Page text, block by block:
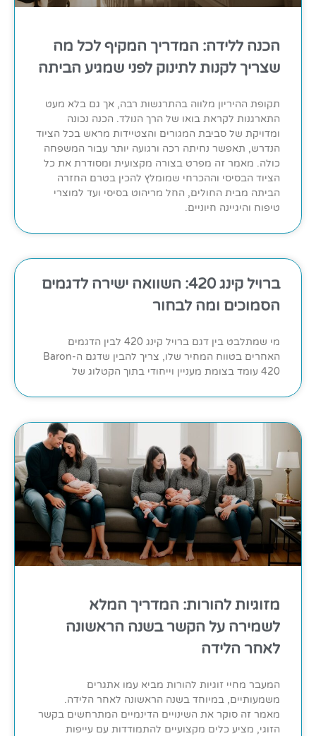
הכנה ללידה: המדריך המקיף לכל מה
שצריך לקנות לתינוק לפני שמגיע הביתה
תקופת ההיריון מלווה בהתרגשות רבה, אך גם בלא מעט
התארגנות לקראת בואו של הרך הנולד. הכנה נכונה
ומדויקת של סביבת המגורים והצטיידות מראש בכל הציוד
הנדרש, תאפשר נחיתה רכה ורגועה יותר עבור המשפחה
כולה. מאמר זה מפרט בצורה מקצועית ומסודרת את כל
הציוד הבסיסי וההכרחי שמומלץ להכין בטרם החזרה
הביתה מבית החולים, החל מריהוט בסיסי ועד למוצרי
טיפוח והיגיינה חיוניים.
ברויל קינג 420: השוואה ישירה לדגמים
הסמוכים ומה לבחור
מי שמתלבט בין דגם ברויל קינג 420 לבין הדגמים
האחרים בטווח המחיר שלו, צריך להבין שדגם ה-Baron
420 עומד בצומת מעניין וייחודי בתוך הקטלוג של
מזוגיות להורות: המדריך המלא
לשמירה על הקשר בשנה הראשונה
לאחר הלידה
המעבר מחיי זוגיות להורות מביא עמו אתגרים
משמעותיים, במיוחד בשנה הראשונה לאחר הלידה.
מאמר זה סוקר את השינויים הדינמיים המתרחשים בקשר
הזוגי, מציע כלים מקצועיים להתמודדות עם עייפות